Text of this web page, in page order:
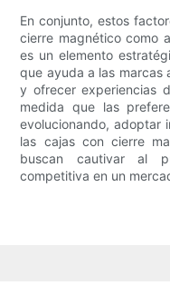
En conjunto, estos
cierre magnético como
es un elemento
que ayuda a las marcas
y ofrecer experiencias
medida que las
evolucionando, adoptar
las cajas con cierre
buscan cautivar al
competitiva en un